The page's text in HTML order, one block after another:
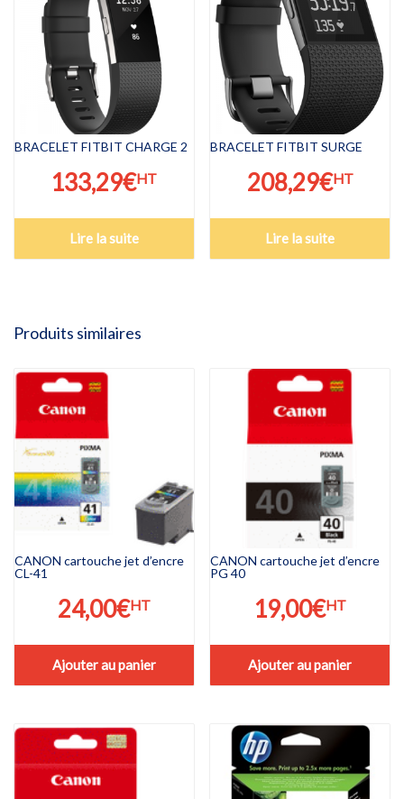
BRACELET FITBIT CHARGE 2
133,29€HT
Lire la suite
BRACELET FITBIT SURGE
208,29€HT
Lire la suite
Produits similaires
CANON cartouche jet d’encre
CL-41
24,00€HT
Ajouter au panier
CANON cartouche jet d’encre
PG 40
19,00€HT
Ajouter au panier